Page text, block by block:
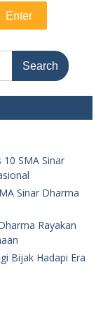
10 SMA Sinar
Sinar Dharma
Rayakan
Bijak Hadapi Era